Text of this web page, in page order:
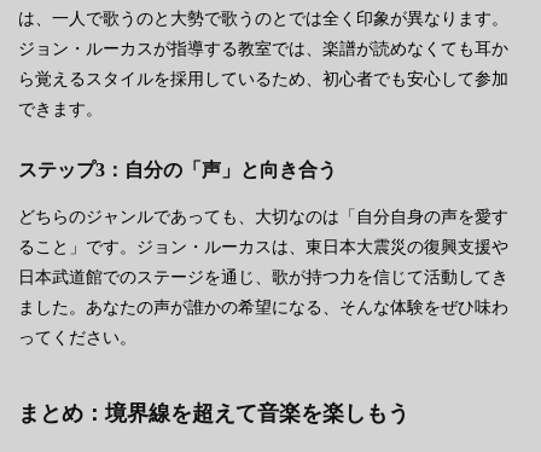
は、一人で歌うのと大勢で歌うのとでは全く印象が異なります。
ジョン・ルーカスが指導する教室では、楽譜が読めなくても耳か
ら覚えるスタイルを採用しているため、初心者でも安心して参加
できます。
ステップ3：自分の「声」と向き合う
どちらのジャンルであっても、大切なのは「自分自身の声を愛す
ること」です。ジョン・ルーカスは、東日本大震災の復興支援や
日本武道館でのステージを通じ、歌が持つ力を信じて活動してき
ました。あなたの声が誰かの希望になる、そんな体験をぜひ味わ
ってください。
まとめ：境界線を超えて音楽を楽しもう